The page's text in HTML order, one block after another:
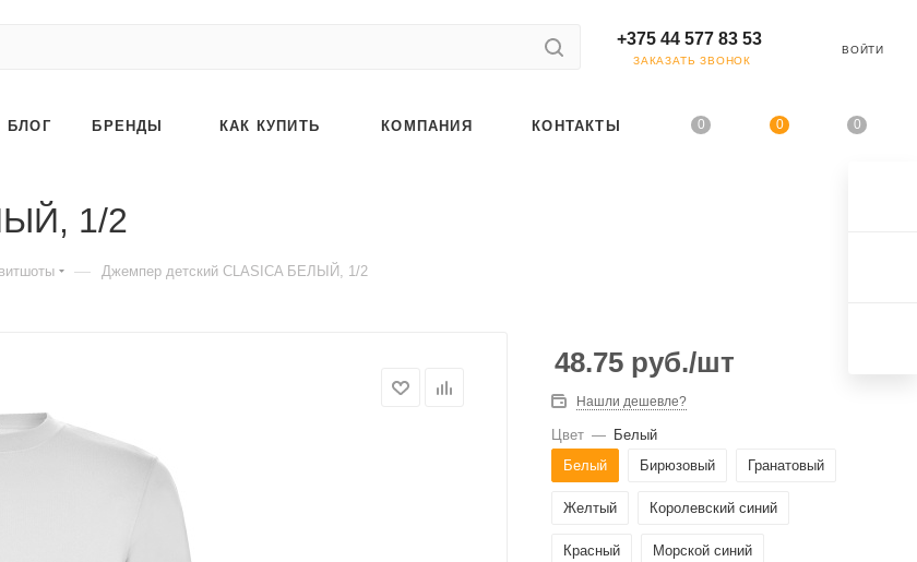
+375 44 577 83 53
ЗАКАЗАТЬ ЗВОНОК
ВОЙТИ
0 0 0
БЛОГ БРЕНДЫ КАК КУПИТЬ КОМПАНИЯ КОНТАКТЫ
1/2
— Джемпер детский CLASICA БЕЛЫЙ, 1/2
48.75 руб./шт
Нашли дешевле?
Цвет — Белый
Белый
Бирюзовый Гранатовый
Желтый Королевский синий
Красный Морской синий